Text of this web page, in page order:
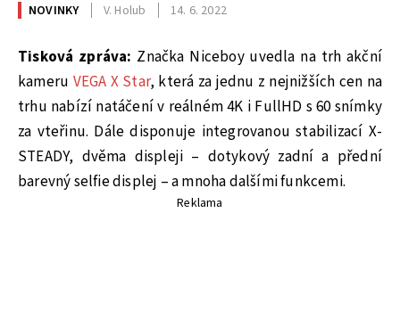
NOVINKY V. Holub 14. 6. 2022
Tisková zpráva: Značka Niceboy uvedla na trh akční
kameru VEGA X Star, která za jednu z nejnižších cen na
trhu nabízí natáčení v reálném 4K i FullHD s 60 snímky
za vteřinu. Dále disponuje integrovanou stabilizací X-
STEADY, dvěma displeji – dotykový zadní a přední
barevný selfie displej – a mnoha dalšími funkcemi.
Reklama